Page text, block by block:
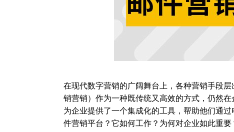
在现代数字营销的广阔舞台上，各种营销手段
销营销）作为一种既传统又高效的方式，仍然
为企业提供了一个集成化的工具，帮助他们通
件营销平台？它如何工作？为何对企业如此重要